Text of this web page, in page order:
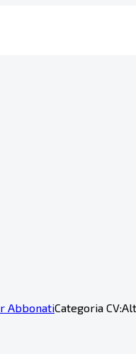
AbbonatiCategoria CV: